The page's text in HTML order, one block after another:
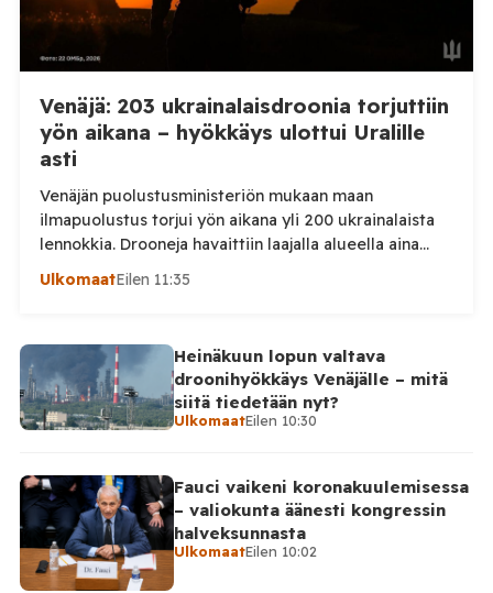
Venäjä: 203 ukrainalaisdroonia torjuttiin
yön aikana – hyökkäys ulottui Uralille
asti
Venäjän puolustusministeriön mukaan maan
ilmapuolustus torjui yön aikana yli 200 ukrainalaista
lennokkia. Drooneja havaittiin laajalla alueella aina
miehittämätöntä ilma-alusta torstai-illan 6. elokuuta
ja perjantaiaamun 7. elokuuta välisenä aikana.
Ministeriön ilmoitus koskee aikaväliä kello 20–08
Moskovan aikaa. Ministeriön mukaan drooneja
UlkomaatEilen 11:35
Heinäkuun lopun valtava
droonihyökkäys Venäjälle – mitä
siitä tiedetään nyt?
UlkomaatEilen 10:30
Fauci vaikeni koronakuulemisessa
– valiokunta äänesti kongressin
halveksunnasta
UlkomaatEilen 10:02